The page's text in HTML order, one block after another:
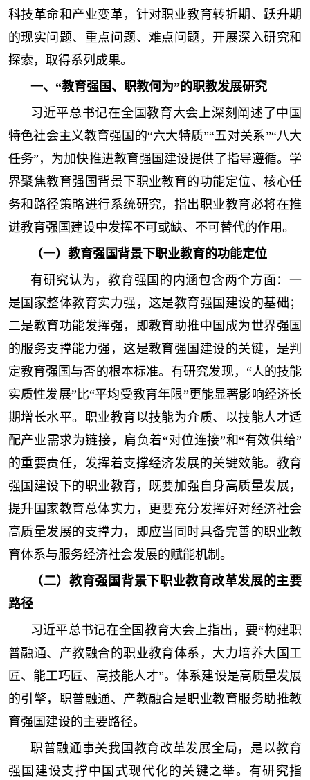
科技革命和产业变革，针对职业教育转折期、跃升期
的现实问题、重点问题、难点问题，开展深入研究和
探索，取得系列成果。
一、“教育强国、职教何为”的职教发展研究
习近平总书记在全国教育大会上深刻阐述了中国
特色社会主义教育强国的“六大特质”“五对关系”“八大
任务”，为加快推进教育强国建设提供了指导遵循。学
界聚焦教育强国背景下职业教育的功能定位、核心任
务和路径策略进行系统研究，指出职业教育必将在推
进教育强国建设中发挥不可或缺、不可替代的作用。
（一）教育强国背景下职业教育的功能定位
有研究认为，教育强国的内涵包含两个方面：一
是国家整体教育实力强，这是教育强国建设的基础；
二是教育功能发挥强，即教育助推中国成为世界强国
的服务支撑能力强，这是教育强国建设的关键，是判
定教育强国与否的根本标准。有研究发现，“人的技能
实质性发展”比“平均受教育年限”更能显著影响经济长
期增长水平。职业教育以技能为介质、以技能人才适
配产业需求为链接，肩负着“对位连接”和“有效供给”
的重要责任，发挥着支撑经济发展的关键效能。教育
强国建设下的职业教育，既要加强自身高质量发展，
提升国家教育总体实力，更要充分发挥好对经济社会
高质量发展的支撑力，即应当同时具备完善的职业教
育体系与服务经济社会发展的赋能机制。
（二）教育强国背景下职业教育改革发展的主要
路径
习近平总书记在全国教育大会上指出，要“构建职
普融通、产教融合的职业教育体系，大力培养大国工
匠、能工巧匠、高技能人才”。体系建设是高质量发展
的引擎，职普融通、产教融合是职业教育服务助推教
育强国建设的主要路径。
职普融通事关我国教育改革发展全局，是以教育
强国建设支撑中国式现代化的关键之举。有研究指